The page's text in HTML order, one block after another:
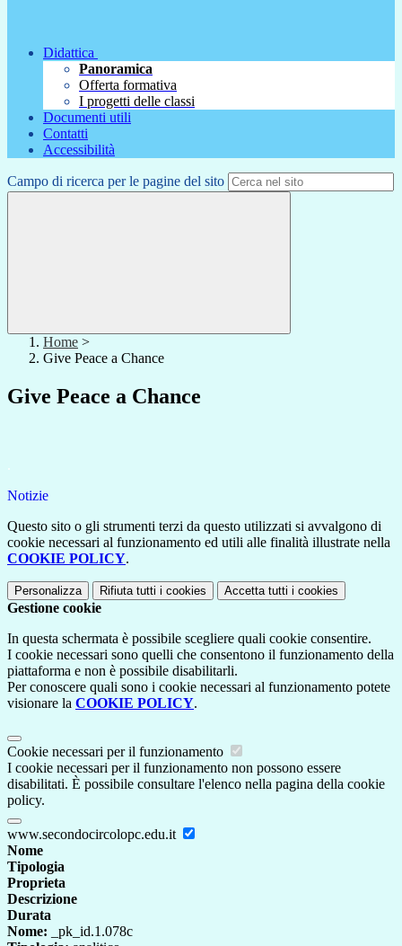
Didattica
Panoramica
Offerta formativa
I progetti delle classi
Documenti utili
Contatti
Accessibilità
Campo di ricerca per le pagine del sito
Home >
Give Peace a Chance
Give Peace a Chance
.
Notizie
Questo sito o gli strumenti terzi da questo utilizzati si avvalgono di
cookie necessari al funzionamento ed utili alle finalità illustrate nella
COOKIE POLICY.
Personalizza Rifiuta tutti i cookies Accetta tutti i cookies
Gestione cookie
In questa schermata è possibile scegliere quali cookie consentire.
I cookie necessari sono quelli che consentono il funzionamento della
piattaforma e non è possibile disabilitarli.
Per conoscere quali sono i cookie necessari al funzionamento potete
visionare la COOKIE POLICY.
Cookie necessari per il funzionamento
I cookie necessari per il funzionamento non possono essere
disabilitati. È possibile consultare l'elenco nella pagina della cookie
policy.
www.secondocircolopc.edu.it
Nome
Tipologia
Proprieta
Descrizione
Durata
Nome: _pk_id.1.078c